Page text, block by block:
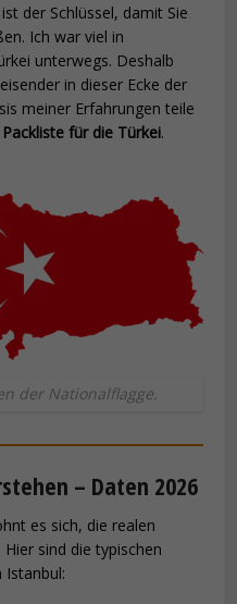
der Schlüssel, damit Sie
Ich war viel in
unterwegs. Deshalb
in dieser Ecke der
meiner Erfahrungen teile
für die Türkei.
der Nationalflagge.
– Daten 2026
es sich, die realen
sind die typischen
Istanbul: